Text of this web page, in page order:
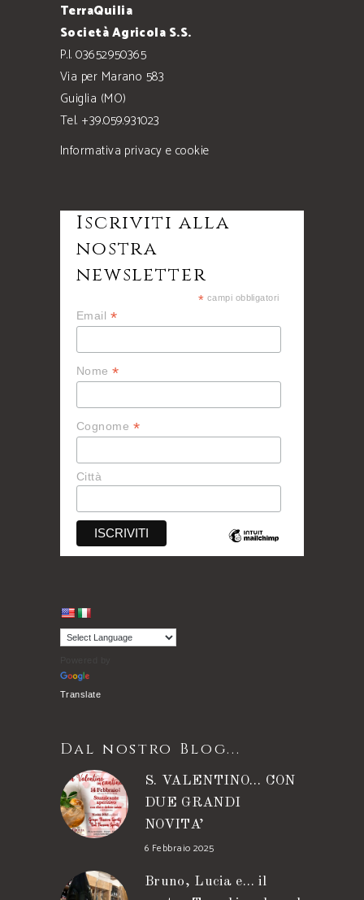
TerraQuilia
Società Agricola S.S.
P.I. 03652950365
Via per Marano 583
Guiglia (MO)
Tel. +39.059.931023
Informativa privacy e cookie
Iscriviti alla
nostra
newsletter
* campi obbligatori
Email *
Nome*
Cognome *
Città
Translate
Dal nostro Blog...
S. VALENTINO… CON
DUE GRANDI
NOVITA’
6 Febbraio 2025
Bruno, Lucia e… il